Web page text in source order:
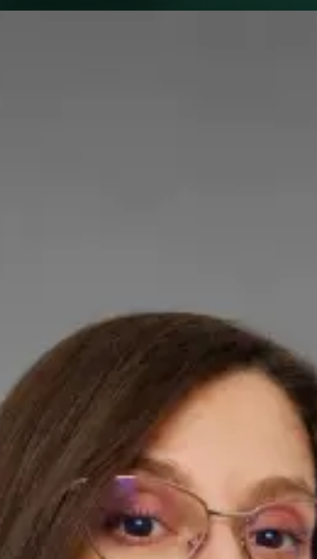
Dr. Robert Brînduș — Medic de Familie Dr. Robert Brînduș este
medic cu formare specializată în Anestezie și Terapie
Intensivă, care activează ca medic de familie pe platforma
Global Health România. Experiența sa în unele dintre cele mai
solicitante medii clinice din România și Irlanda îi conferă o
profunzime diagnostică rar întâlnită în medicina primară
online. A absolvit Facultatea de Medicină a Universității de
Medicină și Farmacie din Craiova și a efectuat rezidențiatul în
ATI la Spitalul Clinic de Urgență Floreasca din București — unul
dintre cele mai active spitale de urgență din România. Și-a
continuat formarea în Irlanda ca medic registrator ATI la
Spitalul Universitar Tallaght și la Spitalul Universitar Mater
Misericordiae din Dublin. În prezent practică la un spital de
nivel IV din București — cel mai înalt nivel de complexitate din